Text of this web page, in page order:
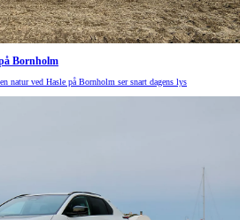
Bornholm
natur ved Hasle på Bornholm ser snart dagens lys